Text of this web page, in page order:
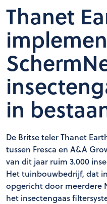
Thanet
in
De Britse teler Thanet
tussen Fresca en A&A
van dit jaar ruim 3.000
Het tuinbouwbedrijf, dat
opgericht door meerdere
het insectengaas